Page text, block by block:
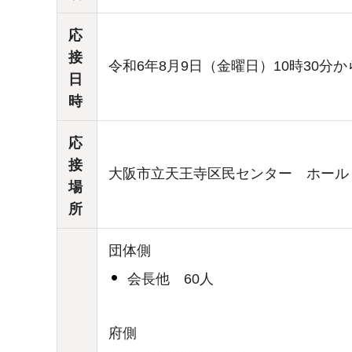
応
接
日
時
令和6年8月9日（金曜日）10時30分
応
接
場
所
大阪市立天王寺区民センター ホール
団体側
会長他 60人
府側